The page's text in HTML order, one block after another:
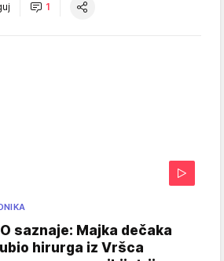
1
saznaje: Majka dečaka
hirurga iz Vršca